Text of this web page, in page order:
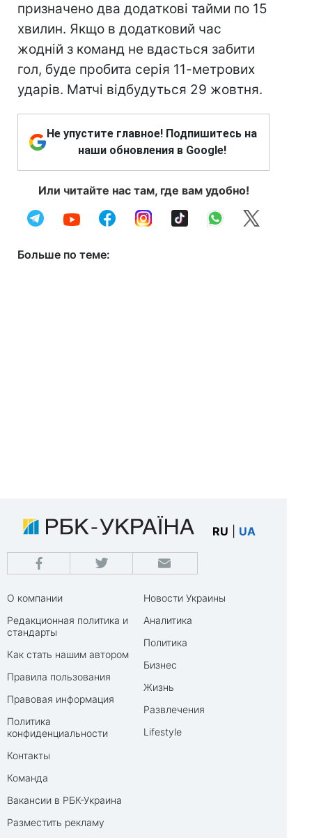
призначено два додаткові тайми по 15
хвилин. Якщо в додатковий час
жодній з команд не вдасться забити
гол, буде пробита серія 11-метрових
ударів. Матчі відбудуться 29 жовтня.
Не упустите главное! Подпишитесь на
наши обновления в Google!
Или читайте нас там, где вам удобно!
Больше по теме:
RU UA
О компании
Редакционная политика и
стандарты
Как стать нашим автором
Правила пользования
Правовая информация
Политика
конфиденциальности
Контакты
Команда
Вакансии в РБК-Украина
Разместить рекламу
Новости Украины
Аналитика
Политика
Бизнес
Жизнь
Развлечения
Lifestyle